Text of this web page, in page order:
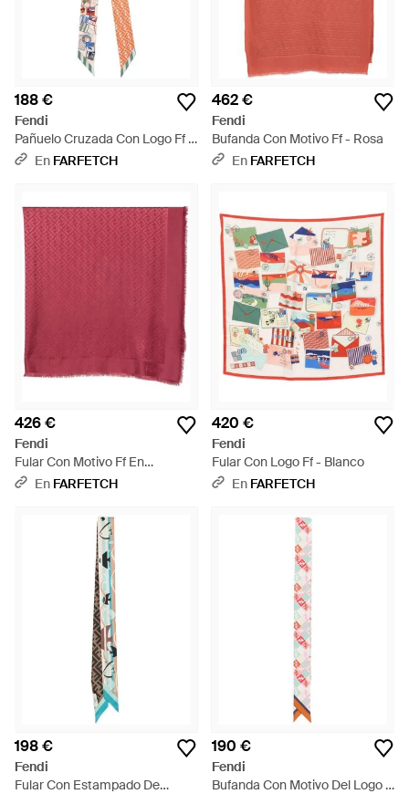
188 €
Fendi
Pañuelo Cruzada Con Logo Ff -
Blanco
En FARFETCH
462 €
Fendi
Bufanda Con Motivo Ff - Rosa
En FARFETCH
426 €
Fendi
Fular Con Motivo Ff En
Jacquard - Rojo
En FARFETCH
420 €
Fendi
Fular Con Logo Ff - Blanco
En FARFETCH
198 €
Fendi
Fular Con Estampado De
190 €
Fendi
Bufanda Con Motivo Del Logo -